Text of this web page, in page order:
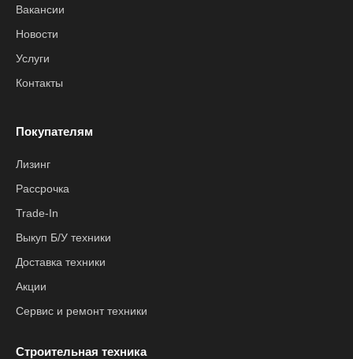
Вакансии
Новости
Услуги
Контакты
Покупателям
Лизинг
Рассрочка
Trade-In
Выкуп Б/У техники
Доставка техники
Акции
Сервис и ремонт техники
Строительная техника